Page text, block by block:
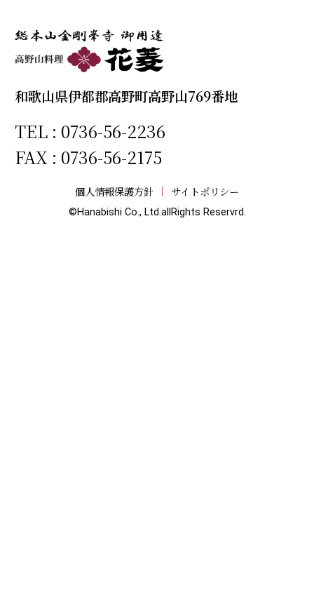
和歌山県伊都郡高野町高野山769番地
TEL : 0736-56-2236
FAX : 0736-56-2175
個人情報保護方針 サイトポリシー
©Hanabishi Co., Ltd.allRights Reservrd.